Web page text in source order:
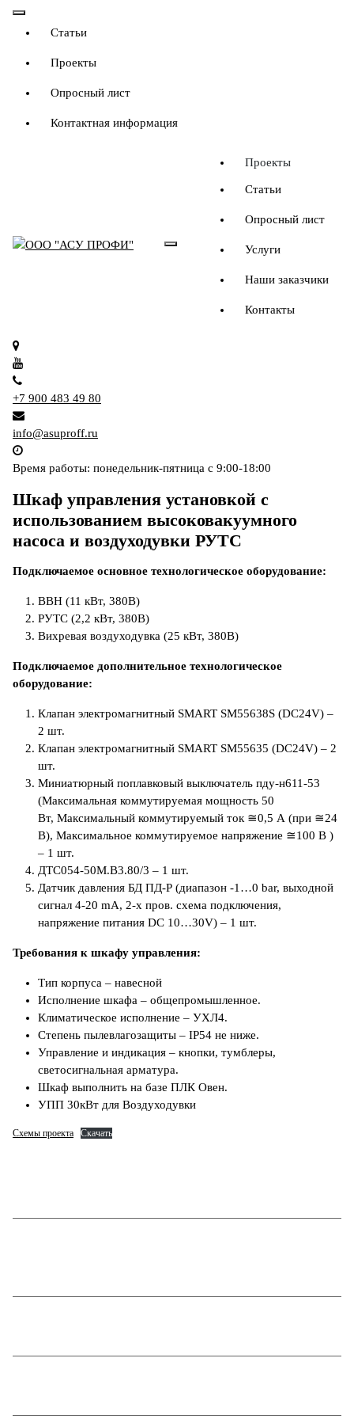
Перейти
Статьи
Проекты
Опросный лист
Контактная информация
Проекты
Статьи
Опросный лист
Услуги
Наши заказчики
Контакты
+7 900 483 49 80
info@asuproff.ru
Время работы: понедельник-пятница с 9:00-18:00
Шкаф управления установкой с
использованием высоковакуумного
насоса и воздуходувки РУТС
Подключаемое основное технологическое оборудование:
ВВН (11 кВт, 380В)
РУТС (2,2 кВт, 380В)
Вихревая воздуходувка (25 кВт, 380В)
Подключаемое дополнительное технологическое
оборудование:
Клапан электромагнитный SMART SM55638S (DC24V) –
2 шт.
Клапан электромагнитный SMART SM55635 (DC24V) – 2
шт.
Миниатюрный поплавковый выключатель пду-н611-53
(Максимальная коммутируемая мощность 50
Вт, Максимальный коммутируемый ток ≅0,5 А (при ≅24
В), Максимальное коммутируемое напряжение ≅100 В )
– 1 шт.
ДТС054-50М.В3.80/3 – 1 шт.
Датчик давления БД ПД-Р (диапазон -1…0 bar, выходной
сигнал 4-20 mA, 2-х пров. схема подключения,
напряжение питания DC 10…30V) – 1 шт.
Требования к шкафу управления:
Тип корпуса – навесной
Исполнение шкафа – общепромышленное.
Климатическое исполнение – УХЛ4.
Степень пылевлагозащиты – IP54 не ниже.
Управление и индикация – кнопки, тумблеры,
светосигнальная арматура.
Шкаф выполнить на базе ПЛК Овен.
УПП 30кВт для Воздуходувки
Схемы проекта Скачать